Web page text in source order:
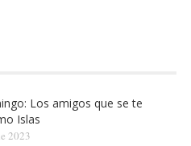
Los amigos que se te
Islas
2023